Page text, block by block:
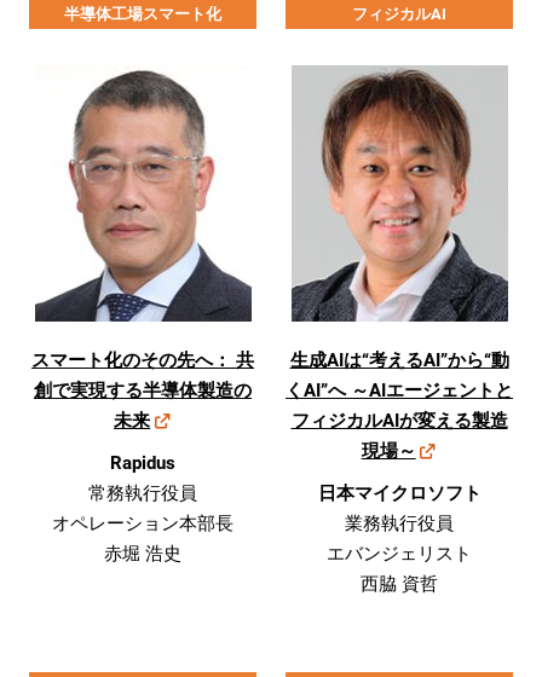
半導体工場スマート化
スマート化のその先へ： 共
創で実現する半導体製造の
未来
Rapidus
常務執行役員
オペレーション本部長
赤堀 浩史
フィジカルAI
生成AIは“考えるAI”から“動
くAI”へ ～AIエージェントと
フィジカルAIが変える製造
現場～
日本マイクロソフト
業務執行役員
エバンジェリスト
西脇 資哲